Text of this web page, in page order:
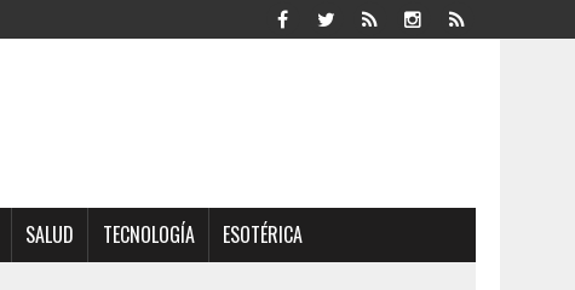
SALUD TECNOLOGÍA ESOTÉRICA